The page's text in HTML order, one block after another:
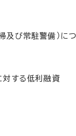
及び常駐警備）に
する低利融資